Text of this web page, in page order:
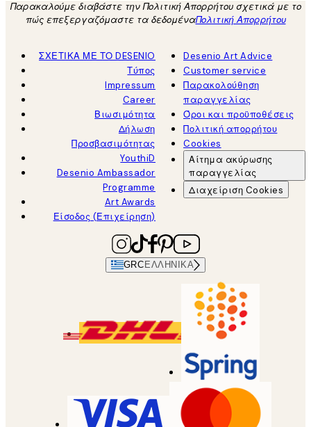
Παρακαλούμε διαβάστε την Πολιτική Απορρήτου σχετικά με το
πώς επεξεργαζόμαστε τα δεδομέναΠολιτική Απορρήτου
ΣΧΕΤΙΚΑ ΜΕ ΤΟ DESENIO
Τύπος
Impressum
Career
Βιωσιμότητα
Δήλωση
Προσβασιμότητας
YouthiD
Desenio Ambassador
Programme
Art Awards
Είσοδος (Επιχείρηση)
Desenio Art Advice
Customer service
Παρακολούθηση
παραγγελίας
Όροι και προϋποθέσεις
Πολιτική απορρήτου
Cookies
Αίτημα ακύρωσης
παραγγελίας
Διαχείριση Cookies
GRC ΕΛΛΗΝΙΚΆ